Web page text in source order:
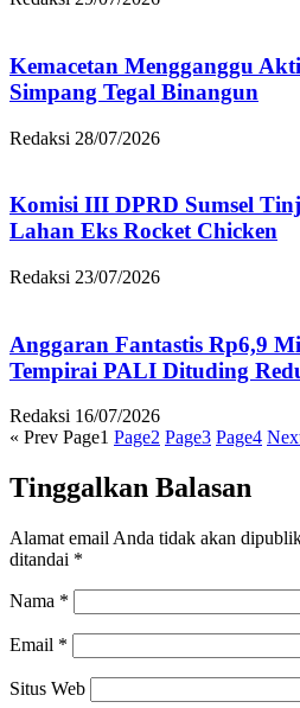
Kemacetan Mengganggu
Simpang Tegal Binangun
Redaksi 28/07/2026
Komisi III DPRD Sumsel
Lahan Eks Rocket Chicken
Redaksi 23/07/2026
Anggaran Fantastis Rp6,9
Tempirai PALI Dituding
Redaksi 16/07/2026
« Prev Page1 Page2 Page3 Page4
Tinggalkan Balasan
Alamat email Anda tidak akan
ditandai *
Nama *
Email *
Situs Web